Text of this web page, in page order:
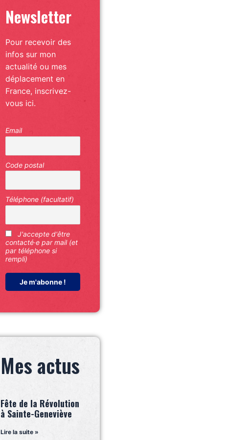
Newsletter
Pour recevoir des
infos sur mon
actualité ou mes
déplacement en
France, inscrivez-
vous ici.
Email
Code postal
Téléphone (facultatif)
J'accepte d'être
contacté·e par mail (et
par téléphone si
rempli)
Mes actus
Fête de la Révolution
à Sainte-Geneviève
Lire la suite »